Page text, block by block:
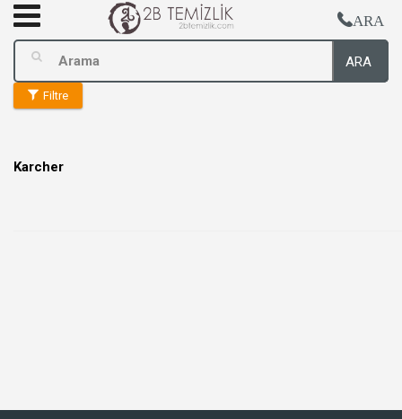
ARA
ARA
Filtre
Karcher